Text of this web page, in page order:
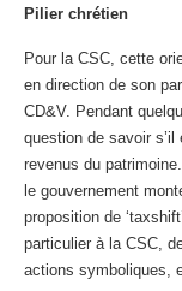
Pilier chrétien
Pour la CSC, cette
en direction de son
CD&V. Pendant
question de savoir
revenus du
le gouvernement
proposition de
particulier à la CSC,
actions symboliques,